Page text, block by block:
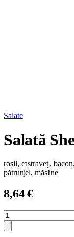
Salate
Salată
roșii, castraveți,
pătrunjel, măsline
8,64 €
Cantitate
Овчарска
салата